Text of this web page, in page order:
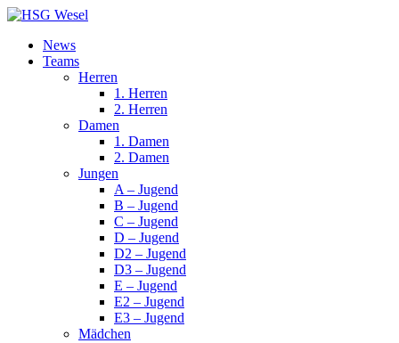
News
Teams
Herren
1. Herren
2. Herren
Damen
1. Damen
2. Damen
Jungen
A – Jugend
B – Jugend
C – Jugend
D – Jugend
D2 – Jugend
D3 – Jugend
E – Jugend
E2 – Jugend
E3 – Jugend
Mädchen